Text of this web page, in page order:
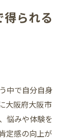
られる
中で自分自身
大阪府大阪市
悩みや体験を
定感の向上が